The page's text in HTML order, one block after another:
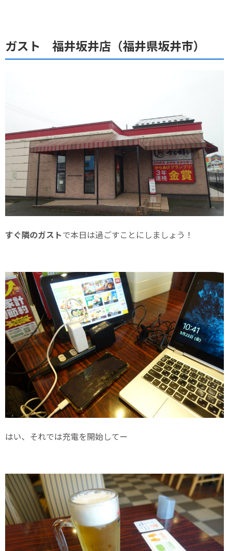
ガスト 福井坂井店（福井県坂井市）
すぐ隣のガストで本日は過ごすことにしましょう！
はい、それでは充電を開始してー